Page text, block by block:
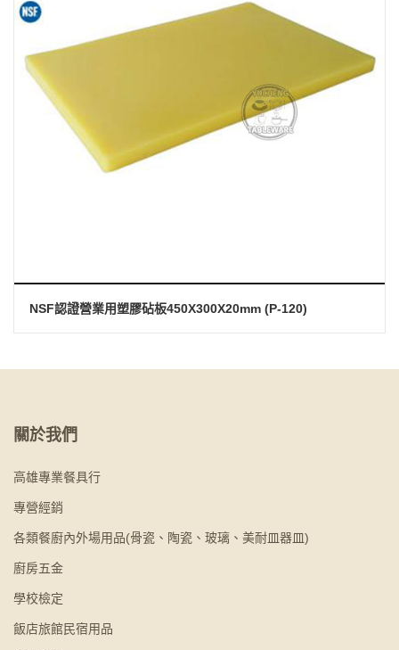
NSF認證營業用塑膠砧板450X300X20mm (P-120)
關於我們
高雄專業餐具行
專營經銷
各類餐廚內外場用品(骨瓷、陶瓷、玻璃、美耐皿器皿)
廚房五金
學校檢定
飯店旅館民宿用品